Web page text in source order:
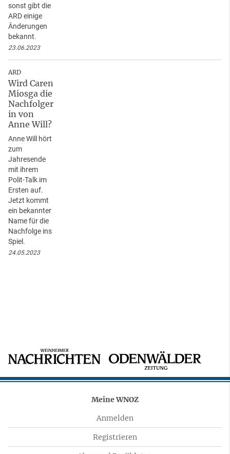
sonst gibt die
ARD einige
Änderungen
bekannt.
23.06.2023
ARD
Wird Caren
Miosga die
Nachfolger
in von
Anne Will?
Anne Will hört
zum
Jahresende
mit ihrem
Polit-Talk im
Ersten auf.
Jetzt kommt
ein bekannter
Name für die
Nachfolge ins
Spiel.
24.05.2023
Meine WNOZ
Anmelden
Registrieren